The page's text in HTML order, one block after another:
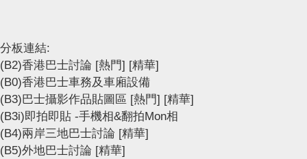
分板連結:
(B2)香港巴士討論 [熱門] [精華]
(B0)香港巴士車務及車廂設備
(B3)巴士攝影作品貼圖區 [熱門] [精華]
(B3i)即拍即貼 -手機相&翻拍Mon相
(B4)兩岸三地巴士討論 [精華]
(B5)外地巴士討論 [精華]